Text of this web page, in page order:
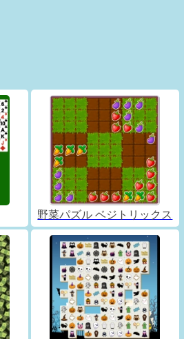
野菜パズル ベジトリックス